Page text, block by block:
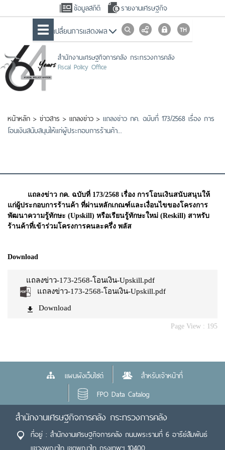
ข้อมูลสถิติ รายงานเศรษฐกิจ
เปลื่ยนการแสดงผล
สำนักงานเศรษฐกิจการคลัง กระทรวงการคลัง
Fiscal Policy Office
หน้าหลัก > ข่าวสาร > แถลงข่าว > แถลงข่าว กค. ฉบับที่ 173/2568 เรื่อง การ
โอนเงินสนับสนุนให้แก่ผู้ประกอบการร้านค้า...
แถลงข่าว กค. ฉบับที่ 173/2568 เรื่อง การโอนเงินสนับสนุนให้
แก่ผู้ประกอบการร้านค้า ที่ผ่านหลักเกณฑ์และเงื่อนไขของโครงการ
พัฒนาความรู้ทักษะ (Upskill) หรือเรียนรู้ทักษะใหม่ (Reskill) สาหรับ
ร้านค้าที่เข้าร่วมโครงการคนละครึ่ง พลัส
Download
แถลงข่าว-173-2568-โอนเงิน-Upskill.pdf
แถลงข่าว-173-2568-โอนเงิน-Upskill.pdf
Download
Page View : 195
แผนผังเว็บไซต์
สำหรับเจ้าหน้าที่
FPO Data Catalog
สำนักงานเศรษฐกิจการคลัง กระทรวงการคลัง
ที่อยู่ : สำนักงานเศรษฐกิจการคลัง ถนนพระรามที่ 6 อารีย์สัมพันธ์